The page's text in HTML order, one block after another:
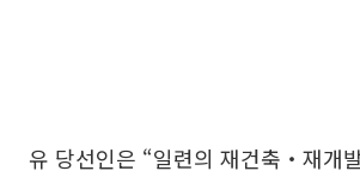
유 당선인은 “일련의 재건축‧재개